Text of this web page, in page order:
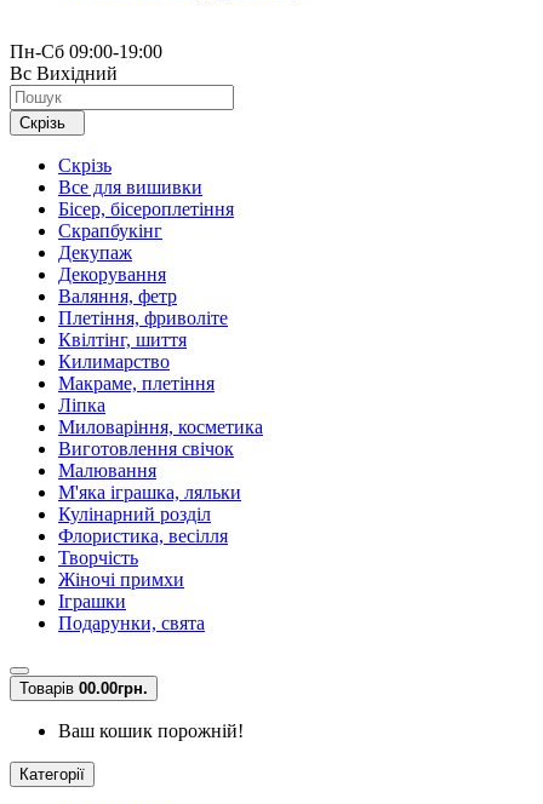
Пн-Сб 09:00-19:00
Вс Вихідний
Скрізь
Скрізь
Все для вишивки
Бісер, бісероплетіння
Скрапбукінг
Декупаж
Декорування
Валяння, фетр
Плетіння, фриволіте
Квілтінг, шиття
Килимарство
Макраме, плетіння
Ліпка
Миловаріння, косметика
Виготовлення свічок
Малювання
М'яка іграшка, ляльки
Кулінарний розділ
Флористика, весілля
Творчість
Жіночі примхи
Іграшки
Подарунки, свята
Товарів 00.00грн.
Ваш кошик порожній!
Категорії